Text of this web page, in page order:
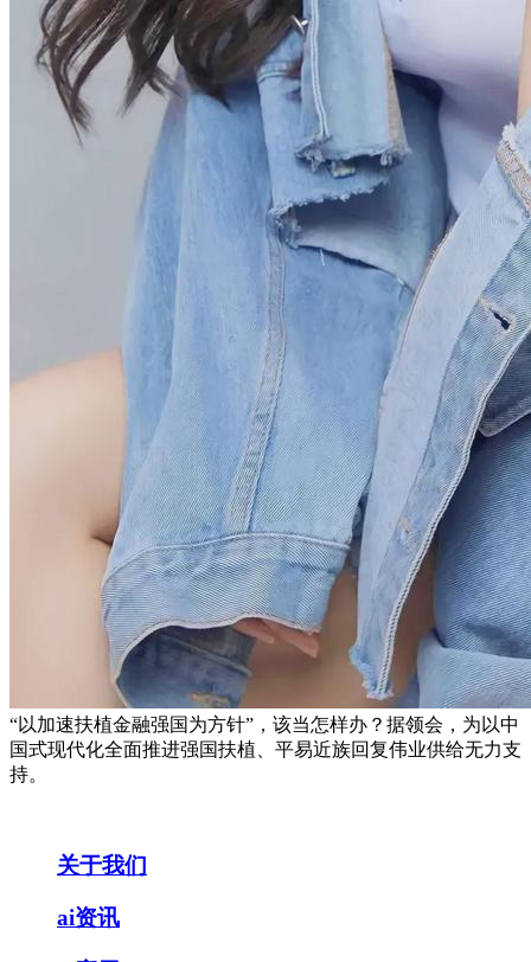
“以加速扶植金融强国为方针”，该当怎样办？据领会，为以中
国式现代化全面推进强国扶植、平易近族回复伟业供给无力支
持。
关于我们
ai资讯